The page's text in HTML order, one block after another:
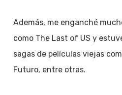
Además, me enganché
como The Last of US y
sagas de películas viejas
Futuro, entre otras.